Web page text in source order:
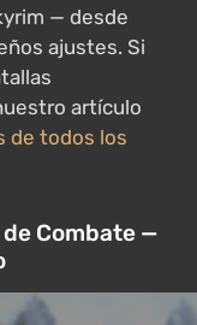
— desde
ajustes. Si
artículo
de todos los
Combate —